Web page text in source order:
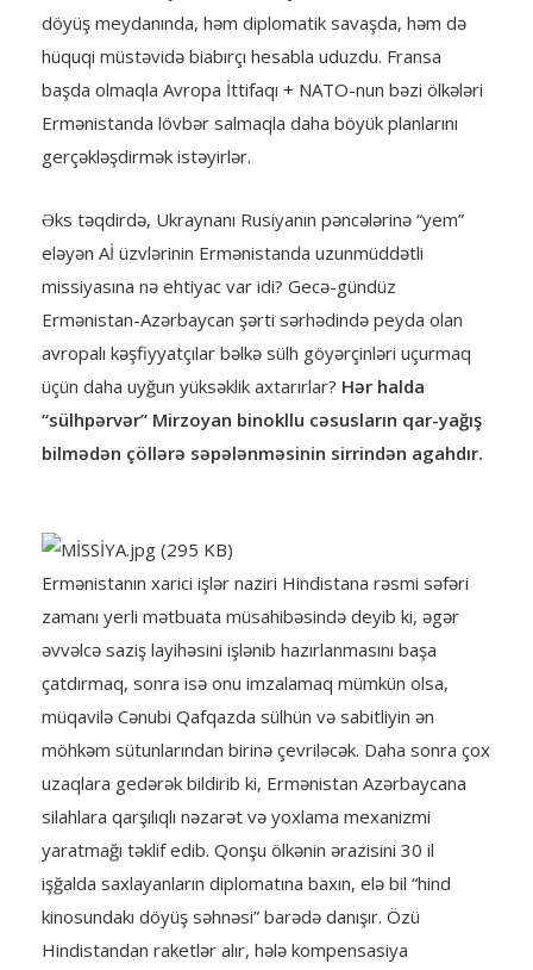
döyüş meydanında, həm diplomatik savaşda, həm də
hüquqi müstəvidə biabırçı hesabla uduzdu. Fransa
başda olmaqla Avropa İttifaqı + NATO-nun bəzi ölkələri
Ermənistanda lövbər salmaqla daha böyük planlarını
gerçəkləşdirmək istəyirlər.
Əks təqdirdə, Ukraynanı Rusiyanın pəncələrinə “yem”
eləyən Aİ üzvlərinin Ermənistanda uzunmüddətli
missiyasına nə ehtiyac var idi? Gecə-gündüz
Ermənistan-Azərbaycan şərti sərhədində peyda olan
avropalı kəşfiyyatçılar bəlkə sülh göyərçinləri uçurmaq
üçün daha uyğun yüksəklik axtarırlar? Hər halda
“sülhpərvər” Mirzoyan binokllu cəsusların qar-yağış
bilmədən çöllərə səpələnməsinin sirrindən agahdır.
Ermənistanın xarici işlər naziri Hindistana rəsmi səfəri
zamanı yerli mətbuata müsahibəsində deyib ki, əgər
əvvəlcə saziş layihəsini işlənib hazırlanmasını başa
çatdırmaq, sonra isə onu imzalamaq mümkün olsa,
müqavilə Cənubi Qafqazda sülhün və sabitliyin ən
möhkəm sütunlarından birinə çevriləcək. Daha sonra çox
uzaqlara gedərək bildirib ki, Ermənistan Azərbaycana
silahlara qarşılıqlı nəzarət və yoxlama mexanizmi
yaratmağı təklif edib. Qonşu ölkənin ərazisini 30 il
işğalda saxlayanların diplomatına baxın, elə bil “hind
kinosundakı döyüş səhnəsi” barədə danışır. Özü
Hindistandan raketlər alır, hələ kompensasiya